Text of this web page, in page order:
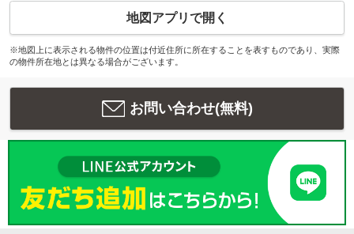
地図アプリで開く
※地図上に表示される物件の位置は付近住所に所在することを表すものであり、実際
の物件所在地とは異なる場合がございます。
お問い合わせ(無料)